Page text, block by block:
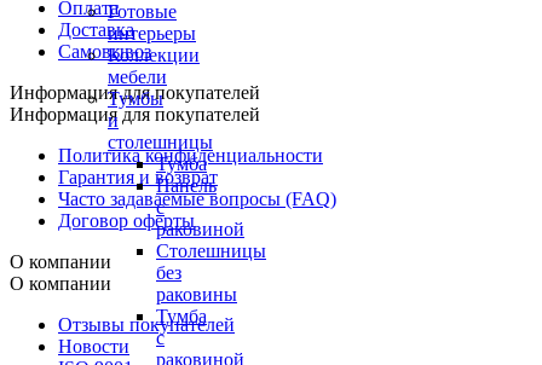
Готовые
интерьеры
Коллекции
мебели
Тумбы
и
столешницы
Тумба
Панель
с
раковиной
Столешницы
без
раковины
Тумба
с
раковиной
Оплата
Доставка
Самовывоз
Информация для покупателей
Информация для покупателей
Политика конфиденциальности
Гарантия и возврат
Часто задаваемые вопросы (FAQ)
Договор оферты
О компании
О компании
Отзывы покупателей
Новости